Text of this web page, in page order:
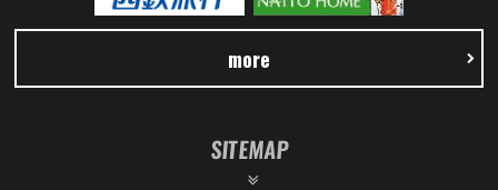
more
SITEMAP